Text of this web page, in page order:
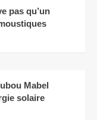
pas qu’un
Mabel
solaire